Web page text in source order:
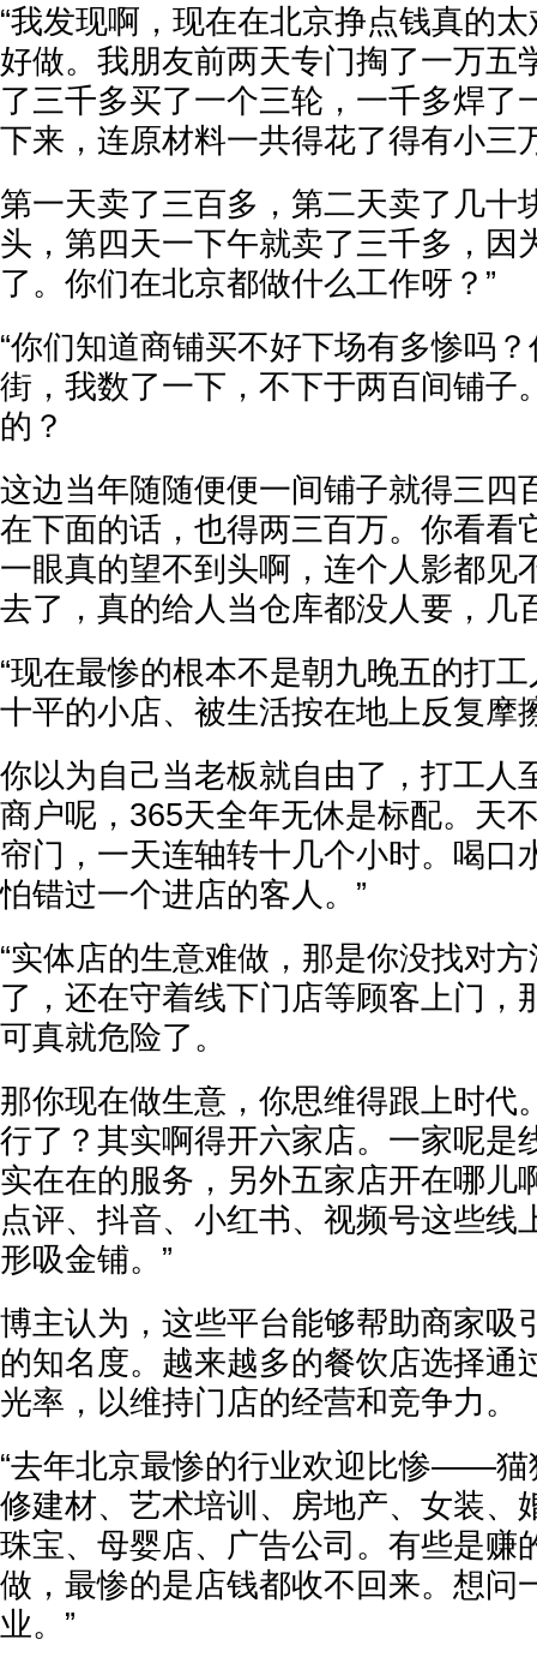
“我发现啊，现在在北京挣点钱真的
好做。我朋友前两天专门掏了一万五
了三千多买了一个三轮，一千多焊了
下来，连原材料一共得花了得有小三
第一天卖了三百多，第二天卖了几十
头，第四天一下午就卖了三千多，因
了。你们在北京都做什么工作呀？”
“你们知道商铺买不好下场有多惨吗
街，我数了一下，不下于两百间铺子
的？
这边当年随随便便一间铺子就得三四
在下面的话，也得两三百万。你看看
一眼真的望不到头啊，连个人影都见
去了，真的给人当仓库都没人要，几
“现在最惨的根本不是朝九晚五的打
十平的小店、被生活按在地上反复摩
你以为自己当老板就自由了，打工人
商户呢，365天全年无休是标配。天
帘门，一天连轴转十几个小时。喝口
怕错过一个进店的客人。”
“实体店的生意难做，那是你没找对
了，还在守着线下门店等顾客上门，
可真就危险了。
那你现在做生意，你思维得跟上时代
行了？其实啊得开六家店。一家呢是
实在在的服务，另外五家店开在哪儿
点评、抖音、小红书、视频号这些线
形吸金铺。”
博主认为，这些平台能够帮助商家吸
的知名度。越来越多的餐饮店选择通
光率，以维持门店的经营和竞争力。
“去年北京最惨的行业欢迎比惨——猫
修建材、艺术培训、房地产、女装、
珠宝、母婴店、广告公司。有些是赚
做，最惨的是店钱都收不回来。想问
业。”